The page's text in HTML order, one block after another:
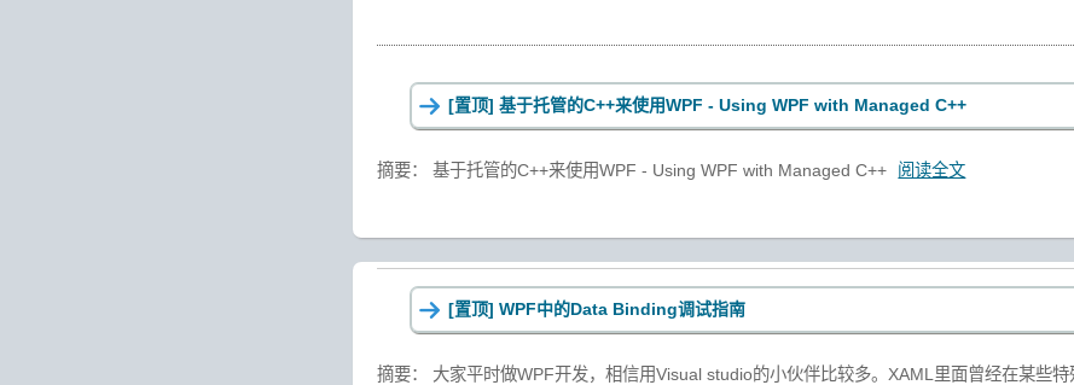
[置顶] 基于托管的C++来使用WPF - Using WPF with Managed C++
摘要： 基于托管的C++来使用WPF - Using WPF with Managed C++ 阅读全文
[置顶] WPF中的Data Binding调试指南
摘要： 大家平时做WPF开发，相信用Visual studio的小伙伴比较多。XAML里面曾经在某些